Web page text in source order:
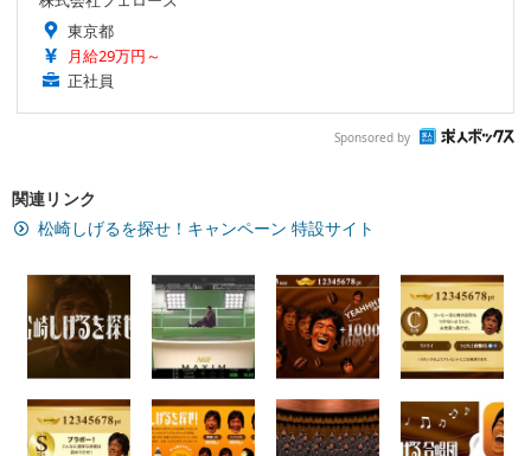
東京都
月給29万円～
正社員
Sponsored by
関連リンク
松崎しげるを探せ！キャンペーン 特設サイト